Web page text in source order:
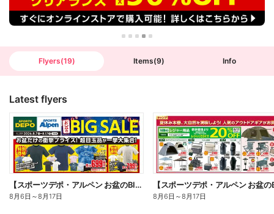
Flyers(19) Items(9) Info
Latest flyers
【スポーツデポ・アルペン お盆のBIG SALE!】
8月6日 ～8月17日 8月6日 ～8月17日